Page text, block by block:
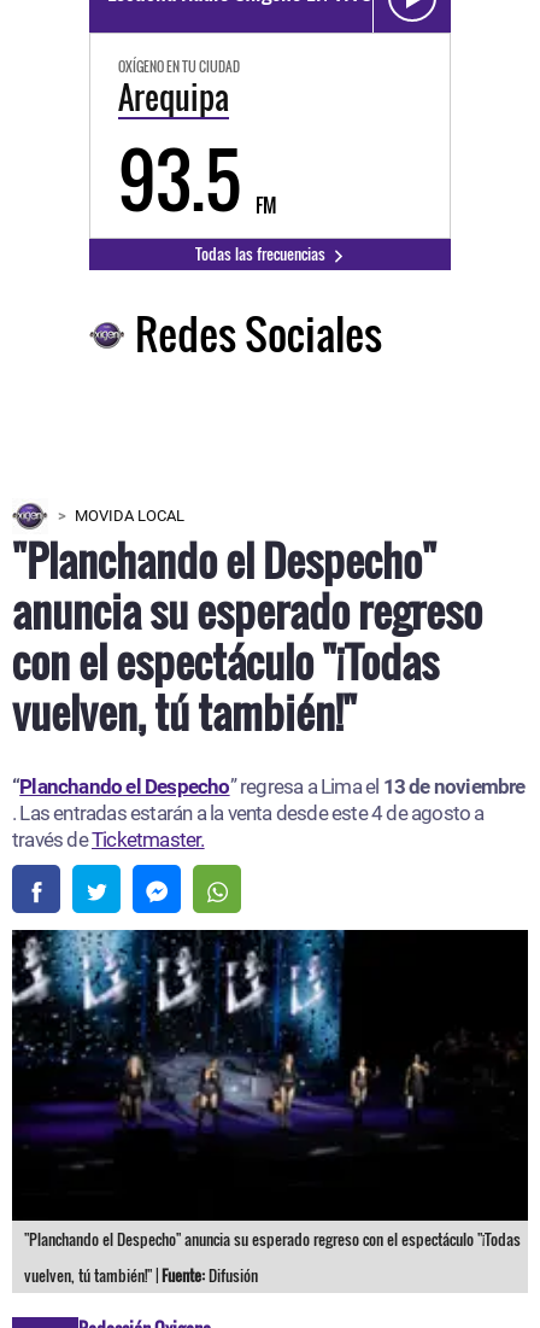
OXÍGENO EN TU CIUDAD
Arequipa
93.5 FM
Todas las frecuencias
Redes Sociales
MOVIDA LOCAL
"Planchando el Despecho"
anuncia su esperado regreso
con el espectáculo "¡Todas
vuelven, tú también!"
“Planchando el Despecho” regresa a Lima el 13 de noviembre
. Las entradas estarán a la venta desde este 4 de agosto a
través deTicketmaster.
"Planchando el Despecho" anuncia su esperado regreso con el espectáculo "¡Todas
vuelven, tú también!" |Fuente:Difusión